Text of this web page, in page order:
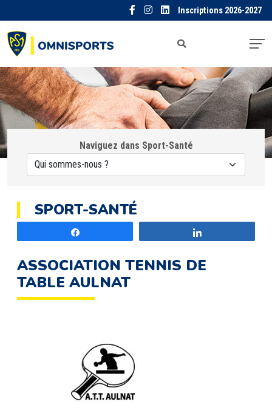
Inscriptions 2026-2027
Naviguez dans Sport-Santé
SPORT-SANTÉ
ASSOCIATION TENNIS DE
TABLE AULNAT